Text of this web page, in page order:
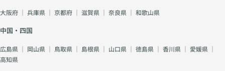
大阪府 ｜ 兵庫県 ｜ 京都府 ｜ 滋賀県 ｜ 奈良県 ｜ 和歌山県
中国・四国
広島県 ｜ 岡山県 ｜ 鳥取県 ｜ 島根県 ｜ 山口県 ｜ 徳島県 ｜ 香川県 ｜ 愛媛県 ｜
高知県